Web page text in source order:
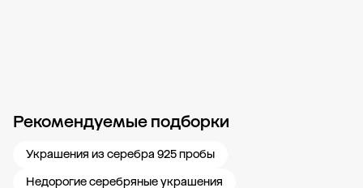
Рекомендуемые подборки
Украшения из серебра 925 пробы
Недорогие серебряные украшения
Новости компании Журнал ЗОЛОТОЙ Блог